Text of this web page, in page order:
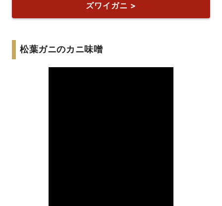
ズワイガニ >
松葉ガニのカニ味噌